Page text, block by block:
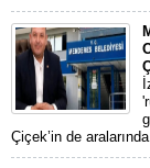
Çiçek’in de